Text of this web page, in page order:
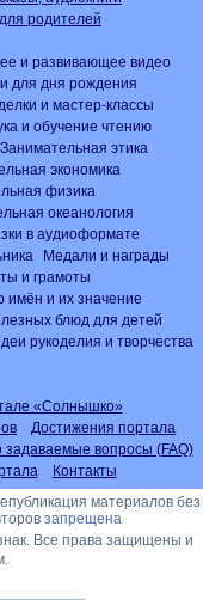
родителей
и развивающее видео
для дня рождения
и мастер-классы
и обучение чтению
Занимательная этика
экономика
физика
океанология
в аудиоформате
Медали и награды
и грамоты
имён и их значение
блюд для детей
рукоделия и творчества
«Солнышко»
Достижения портала
задаваемые вопросы (FAQ)
Контакты
материалов без
запрещена
Все права защищены и